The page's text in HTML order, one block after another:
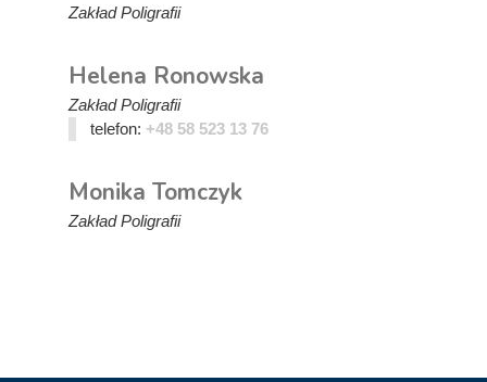
Zakład Poligrafii
Helena Ronowska
Zakład Poligrafii
telefon: +48 58 523 13 76
Monika Tomczyk
Zakład Poligrafii